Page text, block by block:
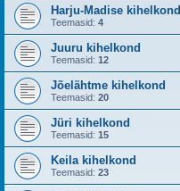
Harju-Madise kihelkond
Teemasid: 4
Juuru kihelkond
Teemasid: 12
Jõelähtme kihelkond
Teemasid: 20
Jüri kihelkond
Teemasid: 15
Keila kihelkond
Teemasid: 23